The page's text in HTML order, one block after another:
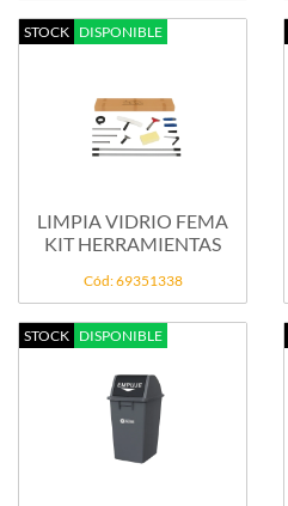
STOCK DISPONIBLE
LIMPIA VIDRIO FEMA
KIT HERRAMIENTAS
Cód: 69351338
STOCK DISPONIBLE